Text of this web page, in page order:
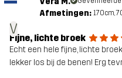
V
Afmetingen: 170cm,
Fijne, lichte broek
Echt een hele fijne, lichte
lekker los bij de benen! Erg